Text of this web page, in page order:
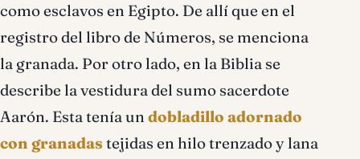
como esclavos en Egipto. De allí que en el
registro del libro de Números, se menciona
la granada. Por otro lado, en la Biblia se
describe la vestidura del sumo sacerdote
Aarón. Esta tenía un dobladillo adornado
con granadas tejidas en hilo trenzado y lana